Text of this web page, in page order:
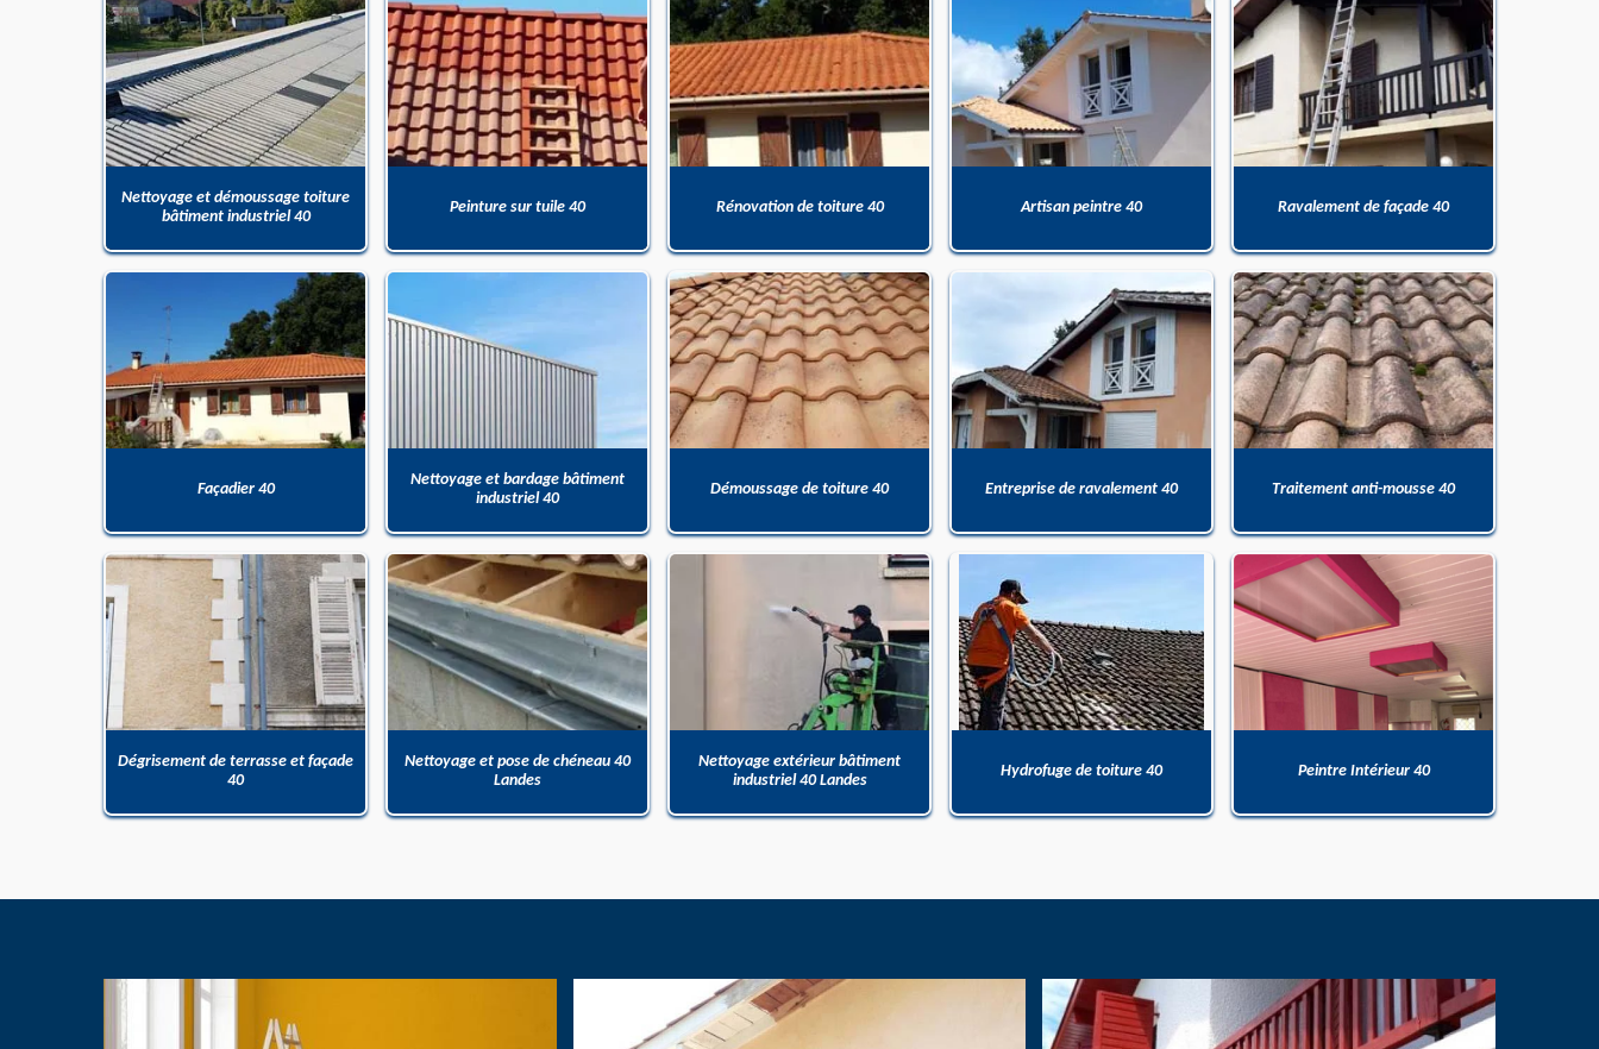
Nettoyage et démoussage toiture
bâtiment industriel 40
Peinture sur tuile 40 Rénovation de toiture 40 Artisan peintre 40 Ravalement de façade 40
Façadier 40
Nettoyage et bardage bâtiment
industriel 40
Démoussage de toiture 40 Entreprise de ravalement 40 Traitement anti-mousse 40
Dégrisement de terrasse et façade
40
Nettoyage et pose de chéneau 40
Landes
Nettoyage extérieur bâtiment
industriel 40 Landes
Hydrofuge de toiture 40 Peintre Intérieur 40